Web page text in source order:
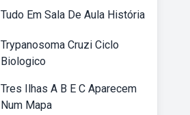
Tudo Em Sala De Aula História
Trypanosoma Cruzi Ciclo
Biologico
Tres Ilhas A B E C Aparecem
Num Mapa